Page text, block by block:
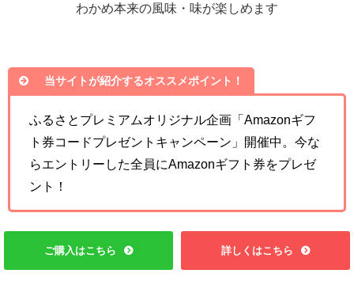
わかめ本来の風味・味が楽しめます
当サイトが紹介するオススメポイント！
ふるさとプレミアムオリジナル企画「Amazonギフ
ト券コードプレゼントキャンペーン」開催中。 今な
らエントリーした全員にAmazonギフト券をプレゼ
ント！
ご購入はこちら 詳しくはこちら